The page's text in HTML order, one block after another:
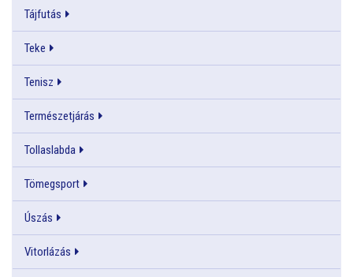
Tájfutás
Teke
Tenisz
Természetjárás
Tollaslabda
Tömegsport
Úszás
Vitorlázás